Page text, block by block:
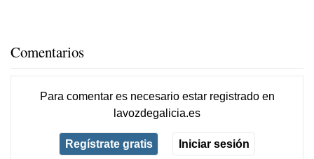
Comentarios
Para comentar es necesario estar registradoen
lavozdegalicia.es
Regístrate gratis Iniciar sesión